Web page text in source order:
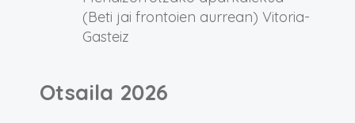
(Beti jai frontoien aurrean) Vitoria-
Gasteiz
Otsaila 2026